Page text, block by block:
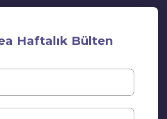
Haftalık Bülten